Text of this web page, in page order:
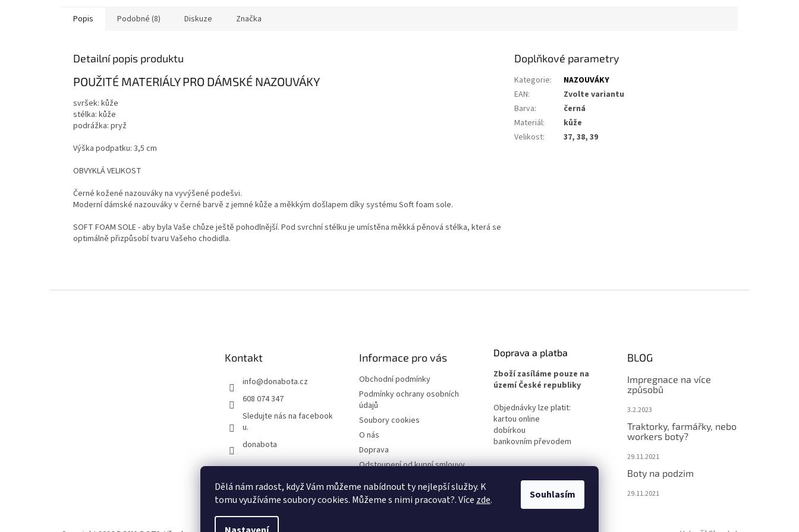
Dělá nám radost, když Vám můžeme nabídnout ty nejlepší služby. K
tomu využíváme soubory cookies. Můžeme s nimi pracovat?. Více zde. Souhlasím
Popis Podobné (8) Diskuze Značka
Detailní popis produktu
POUŽITÉ MATERIÁLY PRO DÁMSKÉ NAZOUVÁKY
svršek: kůže
stélka: kůže
podrážka: pryž
Výška podpatku: 3,5 cm
OBVYKLÁ VELIKOST
Černé kožené nazouváky na vyvýšené podešvi.
Moderní dámské nazouváky v černé barvě z jemné kůže a měkkým došlapem díky systému Soft foam sole.
SOFT FOAM SOLE - aby byla Vaše chůze ještě pohodlnější. Pod svrchní stélku je umístěna měkká pěnová stélka, která se
optimálně přizpůsobí tvaru Vašeho chodidla.
Doplňkové parametry
Kategorie:
NAZOUVÁKY
EAN:
Zvolte variantu
Barva:
černá
Materiál:
kůže
Velikost: 37, 38, 39
Kontakt
info@donabota.cz
608 074 347
Sledujte nás na facebook
u.
donabota
Informace pro vás
Obchodní podmínky
Podmínky ochrany osobních
údajů
Soubory cookies
O nás
Doprava
Odstoupení od kupní smlouvy
Doprava a platba
Zboží zasíláme pouze na
území České republiky
Objednávky lze platit:
kartou online
dobírkou
bankovním převodem
BLOG
Impregnace na více
způsobů
3.2.2023
Traktorky, farmářky, nebo
workers boty?
29.11.2021
Boty na podzim
29.11.2021